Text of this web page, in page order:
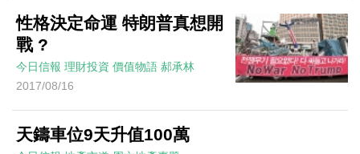
性格決定命運 特朗普真想開
戰 ?
今日信報 理財投資 價值物語 郝承林
2017/08/16
天鑄車位9天升值100萬